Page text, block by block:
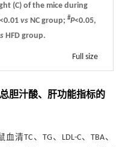
(C) of the mice during
vsNC group; #P<0.05,
HFD group.
Full size
胆汁酸、肝功能指标的
清TC、TG、LDL-C、TBA、